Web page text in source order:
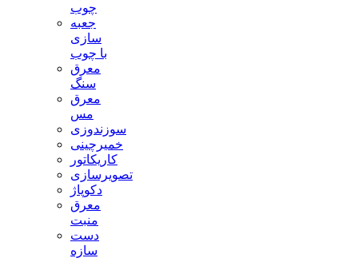
چوب
جعبه
سازی
با چوب
معرق
سنگ
معرق
مس
سوزندوزی
خمیرچینی
کاریکاتور
تصویرسازی
دکوپاژ
معرق
منبت
دست
سازه